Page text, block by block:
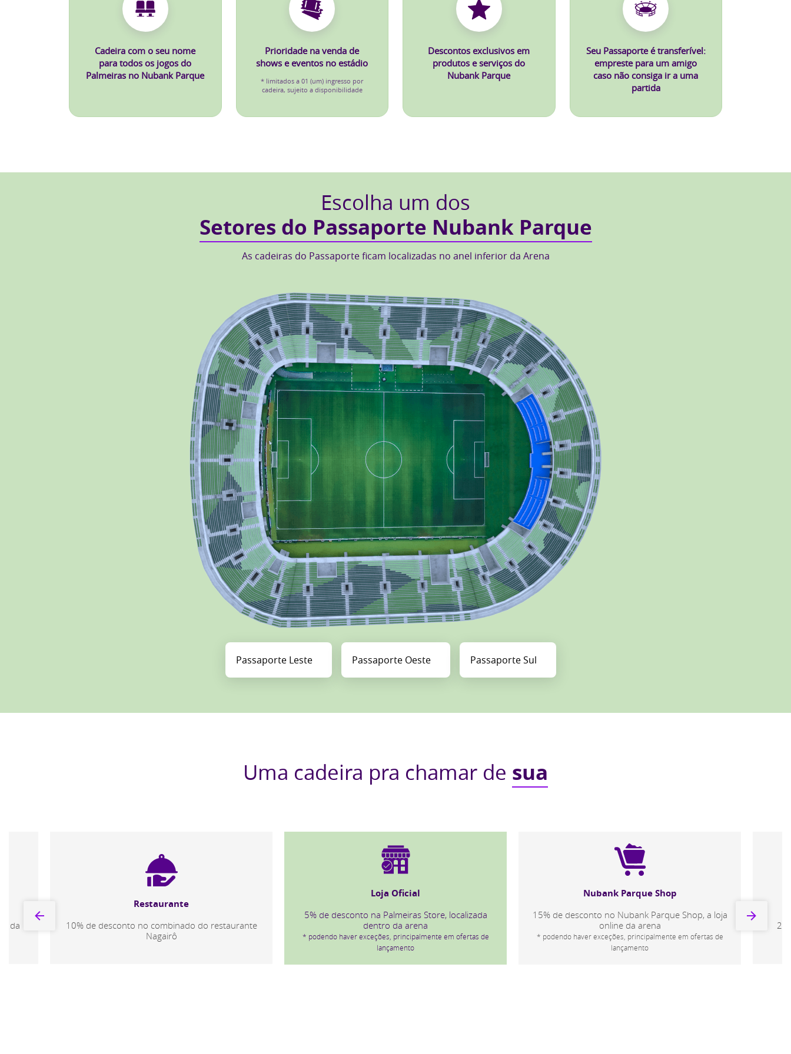
Cadeira com o seu nome
para todos os jogos do
Palmeiras no Nubank Parque
Prioridade na venda de
shows e eventos no estádio
* limitados a 01 (um) ingresso por
cadeira, sujeito a disponibilidade
Descontos exclusivos em
produtos e serviços do
Nubank Parque
Seu Passaporte é transferível:
empreste para um amigo
caso não consiga ir a uma
partida
Escolha um dos
Setores do Passaporte Nubank Parque
As cadeiras do Passaporte ficam localizadas no anel inferior da Arena
Passaporte Leste ComprarPassaporte Oeste ComprarPassaporte Sul
Uma cadeira pra chamar de sua
dentro da arena
* podendo haver exceções, principalmente em ofertas de
Nubank Parque Shop
15% de desconto no Nubank Parque Shop, a loja
online da arena
* podendo haver exceções, principalmente em ofertas de
lançamento
20% de desconto no Tour oficial do Nubank
Parque